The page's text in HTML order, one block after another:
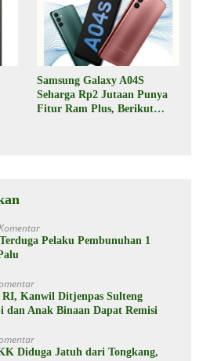
Samsung Galaxy A04S
Seharga Rp2 Jutaan Punya
Fitur Ram Plus, Berikut
Pelaku Pembunuhan 1
RI, Kanwil Ditjenpas Sulteng
dan Anak Binaan Dapat Remisi
Diduga Jatuh dari Tongkang,